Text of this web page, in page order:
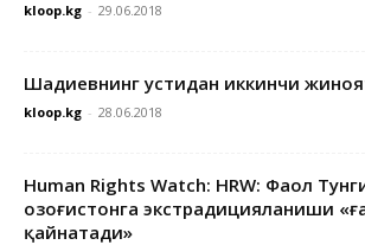
kloop.kg - 29.06.2018
Шадиевнинг устидан иккинчи
kloop.kg - 28.06.2018
Human Rights Watch: HRW: Фаол
Қозоғистонга экстрадицияланиши
қайнатади»